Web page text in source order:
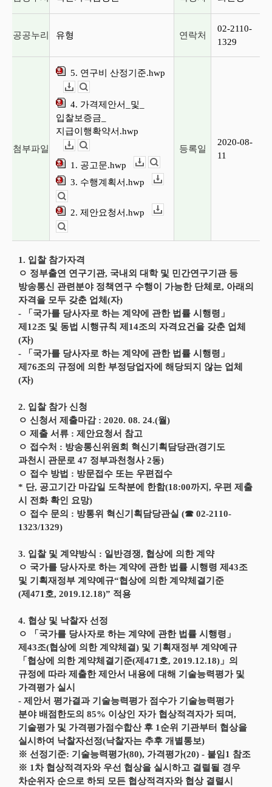
공공누리 유형 연락처
02-2110-
1329
첨부파일
5. 연구비 산정기준.hwp
4. 가격제안서_및_
입찰보증금_
지급이행확약서.hwp
1. 공고문.hwp
3. 수행계획서.hwp
2. 제안요청서.hwp
등록일
2020-08-
11
1. 입찰 참가자격
ㅇ 정부출연 연구기관, 국내외 대학 및 민간연구기관 등
방송통신 관련분야 정책연구 수행이 가능한 단체로, 아래의
자격을 모두 갖춘 업체(자)
- 「국가를 당사자로 하는 계약에 관한 법률 시행령」
제12조 및 동법 시행규칙 제14조의 자격요건을 갖춘 업체
(자)
- 「국가를 당사자로 하는 계약에 관한 법률 시행령」
제76조의 규정에 의한 부정당업자에 해당되지 않는 업체
(자)
2. 입찰 참가 신청
ㅇ 신청서 제출마감 : 2020. 08. 24.(월)
ㅇ 제출 서류 : 제안요청서 참고
ㅇ 접수처 : 방송통신위원회 혁신기획담당관(경기도
과천시 관문로 47 정부과천청사 2동)
ㅇ 접수 방법 : 방문접수 또는 우편접수
* 단, 공고기간 마감일 도착분에 한함(18:00까지, 우편 제출
시 전화 확인 요망)
ㅇ 접수 문의 : 방통위 혁신기획담당관실 (☎ 02-2110-
1323/1329)
3. 입찰 및 계약방식 : 일반경쟁, 협상에 의한 계약
ㅇ 국가를 당사자로 하는 계약에 관한 법률 시행령 제43조
및 기획재정부 계약예규“협상에 의한 계약체결기준
(제471호, 2019.12.18)” 적용
4. 협상 및 낙찰자 선정
ㅇ 「국가를 당사자로 하는 계약에 관한 법률 시행령」
제43조(협상에 의한 계약체결) 및 기획재정부 계약예규
「협상에 의한 계약체결기준(제471호, 2019.12.18)」의
규정에 따라 제출한 제안서 내용에 대해 기술능력평가 및
가격평가 실시
- 제안서 평가결과 기술능력평가 점수가 기술능력평가
분야 배점한도의 85% 이상인 자가 협상적격자가 되며,
기술평가 및 가격평가점수합산 후 1순위 기관부터 협상을
실시하여 낙찰자선정(낙찰자는 추후 개별통보)
※ 선정기준: 기술능력평가(80), 가격평가(20) - 붙임1 참조
※ 1차 협상적격자와 우선 협상을 실시하고 결렬될 경우
차순위자 순으로 하되 모든 협상적격자와 협상 결렬시